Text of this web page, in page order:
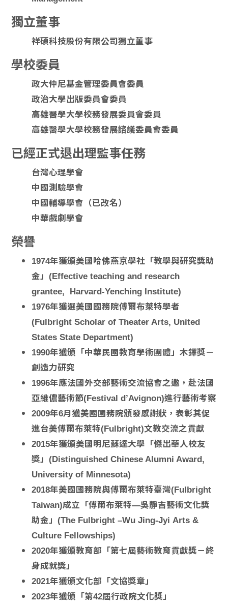
獨立董事
祥碩科技股份有限公司獨立董事
學校委員
政大仲尼基金管理委員會委員
政治大學出版委員會委員
高雄醫學大學校務發展委員會委員
高雄醫學大學校務發展諮議委員會委員
已經正式退出理監事任務
台灣心理學會
中國測驗學會
中國輔導學會（已改名）
中華戲劇學會
榮譽
1974年獲頒美國哈佛燕京學社「教學與研究獎助
金」(Effective teaching and research
grantee, Harvard-Yenching Institute)
1976年獲選美國國務院傅爾布萊特學者
(Fulbright Scholar of Theater Arts, United
States State Department)
1990年獲頒「中華民國教育學術團體」木鐸獎－
創造力研究
1996年應法國外交部藝術交流協會之邀，赴法國
亞維儂藝術節(Festival d’Avignon)進行藝術考察
2009年6月獲美國國務院頒發感謝狀，表彰其促
進台美傅爾布萊特(Fulbright)文教交流之貢獻
2015年獲頒美國明尼蘇達大學「傑出華人校友
獎」(Distinguished Chinese Alumni Award,
University of Minnesota)
2018年美國國務院與傅爾布萊特臺灣(Fulbright
Taiwan)成立「傅爾布萊特—吳靜吉藝術文化獎
助金」(The Fulbright –Wu Jing-Jyi Arts &
Culture Fellowships)
2020年獲頒教育部「第七屆藝術教育貢獻獎－終
身成就獎」
2021年獲頒文化部「文協獎章」
2023年獲頒「第42屆行政院文化獎」